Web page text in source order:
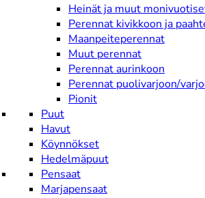
Heinät ja muut
Perennat kivikkoon ja
Maanpeiteperennat
Muut perennat
Perennat aurinkoon
Perennat puolivarjoon/
Pionit
Puut
Havut
Köynnökset
Hedelmäpuut
Pensaat
Marjapensaat